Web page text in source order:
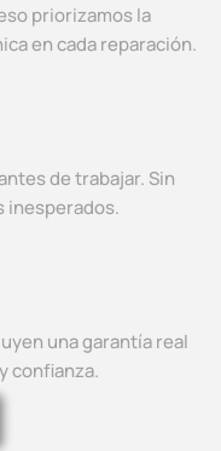
priorizamos la
en cada reparación.
de trabajar. Sin
inesperados.
una garantía real
confianza.